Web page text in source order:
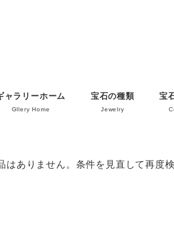
ャラリーホーム
Gllery Home
宝石の種類
Jewelry
宝
はありません。条件を見直して再度検